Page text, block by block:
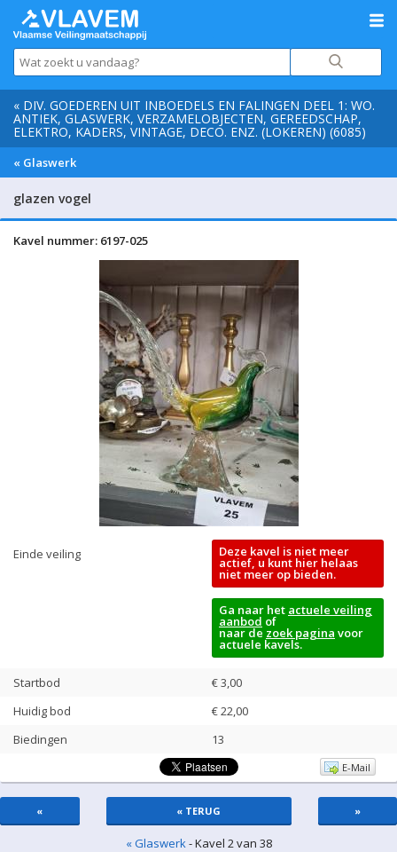
« DIV. GOEDEREN UIT INBOEDELS EN FALINGEN DEEL 1: WO.
ANTIEK, GLASWERK, VERZAMELOBJECTEN, GEREEDSCHAP,
ELEKTRO, KADERS, VINTAGE, DECO. ENZ. (LOKEREN) (6085)
« Glaswerk
glazen vogel
Kavel nummer: 6197-025
Einde veiling Deze kavel is niet meer
actief, u kunt hier helaas
niet meer op bieden.
Ga naar het actuele veiling
aanbod of
naar de zoek pagina voor
actuele kavels.
Startbod
€ 3,00
Huidig bod
€22,00
Biedingen
13
E-Mail
« « TERUG »
« Glaswerk- Kavel 2 van 38